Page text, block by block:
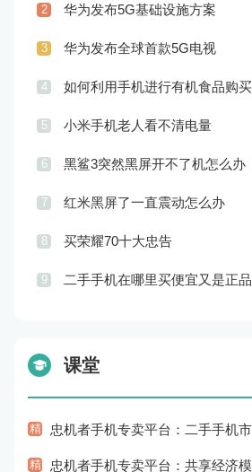
2 华为发布5G基础设施方案
3 华为发布全球首款5G电视
4 如何利用手机进行有机食品购买
5 小米手机老人看不清电量
6 黑鲨3突然黑屏开不了机怎么办
7 红米黑屏了一直震动怎么办
8 买荣耀70十大忠告
9 二手手机在哪里买便宜又是正品
课堂
精 忠机者手机专卖平台：二手手机市场火爆，
精 忠机者手机专卖平台：共享经济模式在二